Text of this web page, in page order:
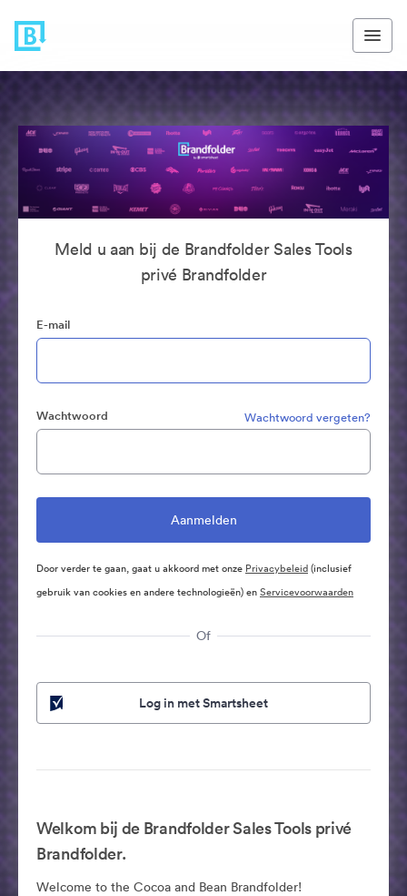
Meld u aan bij de Brandfolder Sales Tools
privé Brandfolder
E-mail
Wachtwoord Wachtwoord vergeten?
Door verder te gaan, gaat u akkoord met onze Privacybeleid(inclusief
gebruik van cookies en andere technologieën) enServicevoorwaarden
Of
Log in met Smartsheet
Welkom bij de Brandfolder Sales Tools privé
Brandfolder.
Welcome to the Cocoa and Bean Brandfolder!